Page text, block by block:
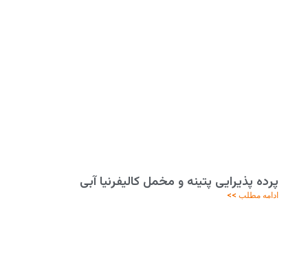
پرده پذیرایی پتینه و مخمل کالیفرنیا آبی
ادامه مطلب >>